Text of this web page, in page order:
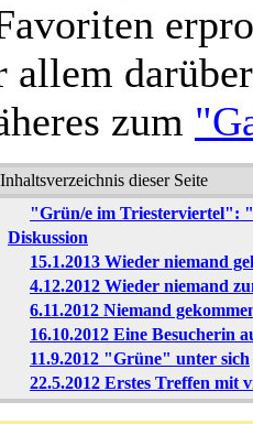
allem
zum
Inhaltsverzeichnis dieser Seite
"Grün/e im Triesterviertel":
Diskussion
15.1.2013 Wieder niemand
4.12.2012 Wieder niemand
6.11.2012 Niemand
16.10.2012 Eine Besucherin
11.9.2012 "Grüne" unter sich
22.5.2012 Erstes Treffen mit